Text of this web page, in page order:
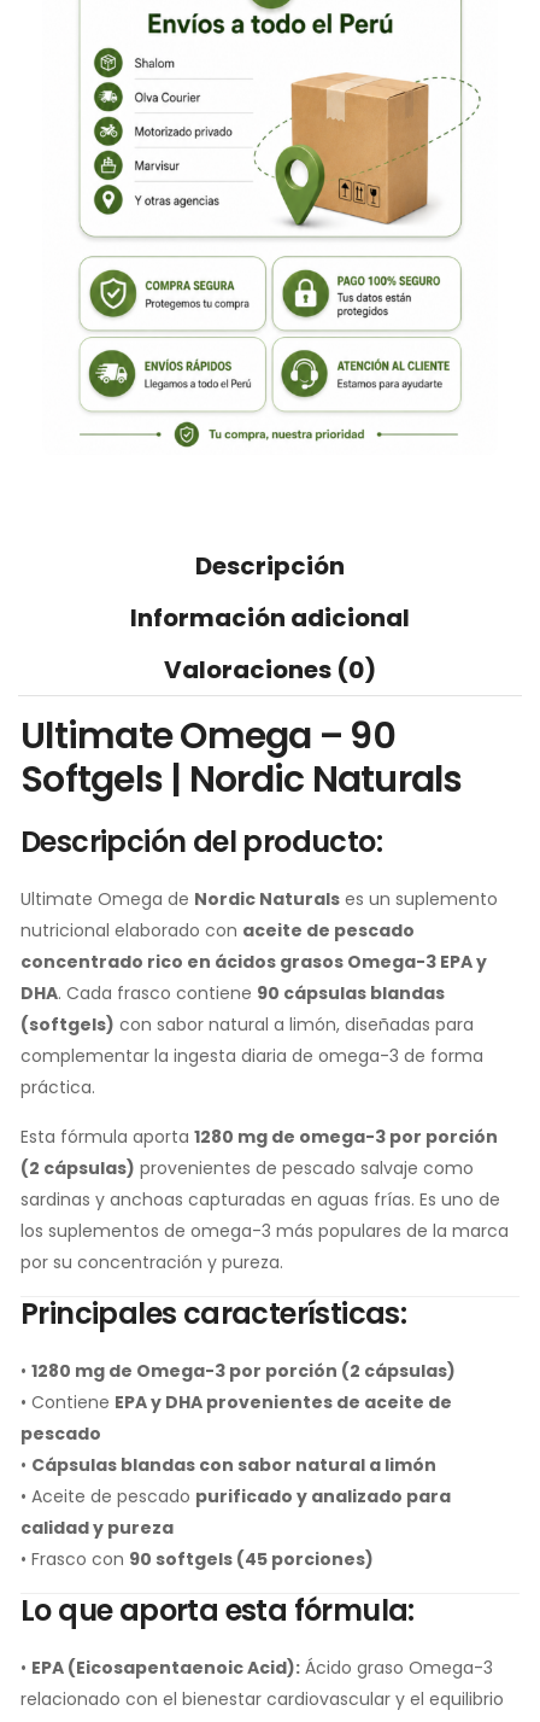
Descripción
Información adicional
Valoraciones (0)
Ultimate Omega – 90
Softgels | Nordic Naturals
Descripción del producto:
Ultimate Omega de Nordic Naturals es un suplemento
nutricional elaborado con aceite de pescado
concentrado rico en ácidos grasos Omega-3 EPA y
DHA. Cada frasco contiene 90 cápsulas blandas
(softgels) con sabor natural a limón, diseñadas para
complementar la ingesta diaria de omega-3 de forma
práctica.
Esta fórmula aporta 1280 mg de omega-3 por porción
(2 cápsulas) provenientes de pescado salvaje como
sardinas y anchoas capturadas en aguas frías. Es uno de
los suplementos de omega-3 más populares de la marca
por su concentración y pureza.
Principales características:
• 1280 mg de Omega-3 por porción (2 cápsulas)
• Contiene EPA y DHA provenientes de aceite de
pescado
• Cápsulas blandas con sabor natural a limón
• Aceite de pescado purificado y analizado para
calidad y pureza
• Frasco con 90 softgels (45 porciones)
Lo que aporta esta fórmula:
• EPA (Eicosapentaenoic Acid): Ácido graso Omega-3
relacionado con el bienestar cardiovascular y el equilibrio